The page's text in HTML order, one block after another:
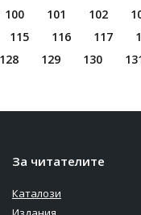
100 101 102
115 116 117
128 129 130
За читателите
Каталози